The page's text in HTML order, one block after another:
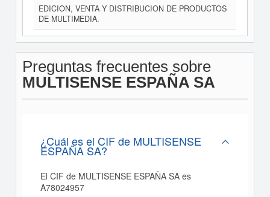
EDICION, VENTA Y DISTRIBUCION DE PRODUCTOS
DE MULTIMEDIA.
Preguntas frecuentes sobre
MULTISENSE ESPAÑA SA
¿Cuál es el CIF de MULTISENSE
ESPAÑA SA?
El CIF de MULTISENSE ESPAÑA SA es
A78024957